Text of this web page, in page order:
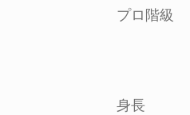
プロ階級
身長